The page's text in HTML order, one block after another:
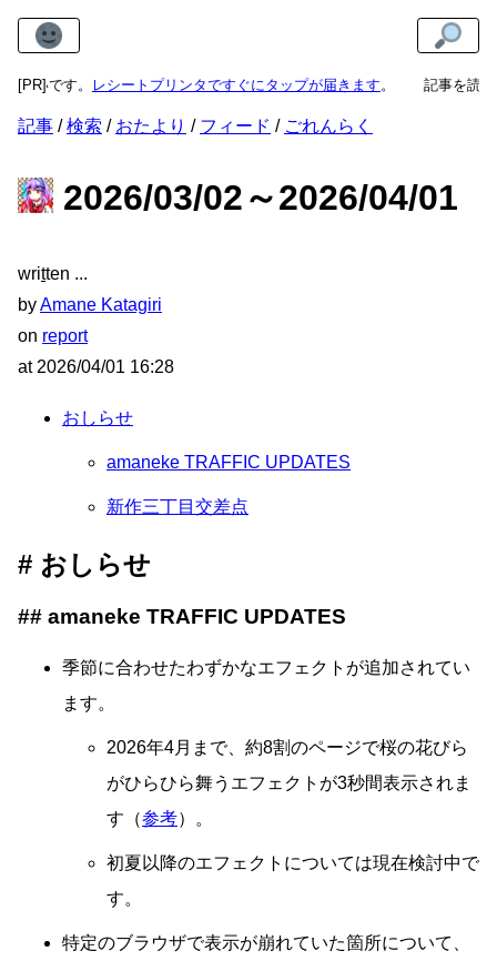
[PR]
しいです。レシートプリンタですぐにタップが届きます。 記事を読み
記事 検索 おたより フィード ごれんらく
2026/03/02～2026/04/01
written
byAmane Katagiri
on report
at 2026/04/01 16:28
おしらせ
amaneke TRAFFIC UPDATES
新作三丁目交差点
おしらせ
amaneke TRAFFIC UPDATES
季節に合わせたわずかなエフェクトが追加されてい
ます。
2026年4月まで、約8割のページで桜の花びら
がひらひら舞うエフェクトが3秒間表示されま
す（参考）。
初夏以降のエフェクトについては現在検討中で
す。
特定のブラウザで表示が崩れていた箇所について、